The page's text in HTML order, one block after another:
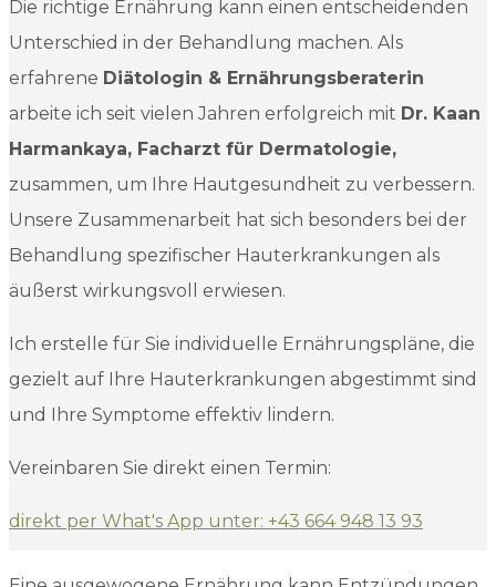
Die richtige Ernährung kann einen entscheidenden
Unterschied in der Behandlung machen. Als
erfahrene Diätologin & Ernährungsberaterin
arbeite ich seit vielen Jahren erfolgreich mit Dr. Kaan
Harmankaya, Facharzt für Dermatologie,
zusammen, um Ihre Hautgesundheit zu verbessern.
Unsere Zusammenarbeit hat sich besonders bei der
Behandlung spezifischer Hauterkrankungen als
äußerst wirkungsvoll erwiesen.
Ich erstelle für Sie individuelle Ernährungspläne, die
gezielt auf Ihre Hauterkrankungen abgestimmt sind
und Ihre Symptome effektiv lindern.
Vereinbaren Sie direkt einen Termin:
direkt per What's App unter: +43 664 948 13 93